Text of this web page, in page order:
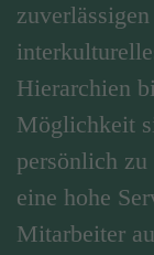
Hierarchien
Möglichkeit
persönlich
eine hohe
Mitarbeiter